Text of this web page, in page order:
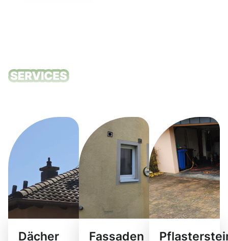
Dächer
Fassaden